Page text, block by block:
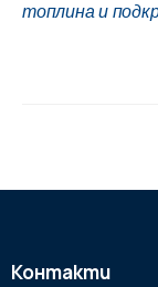
топлина и
Контакти